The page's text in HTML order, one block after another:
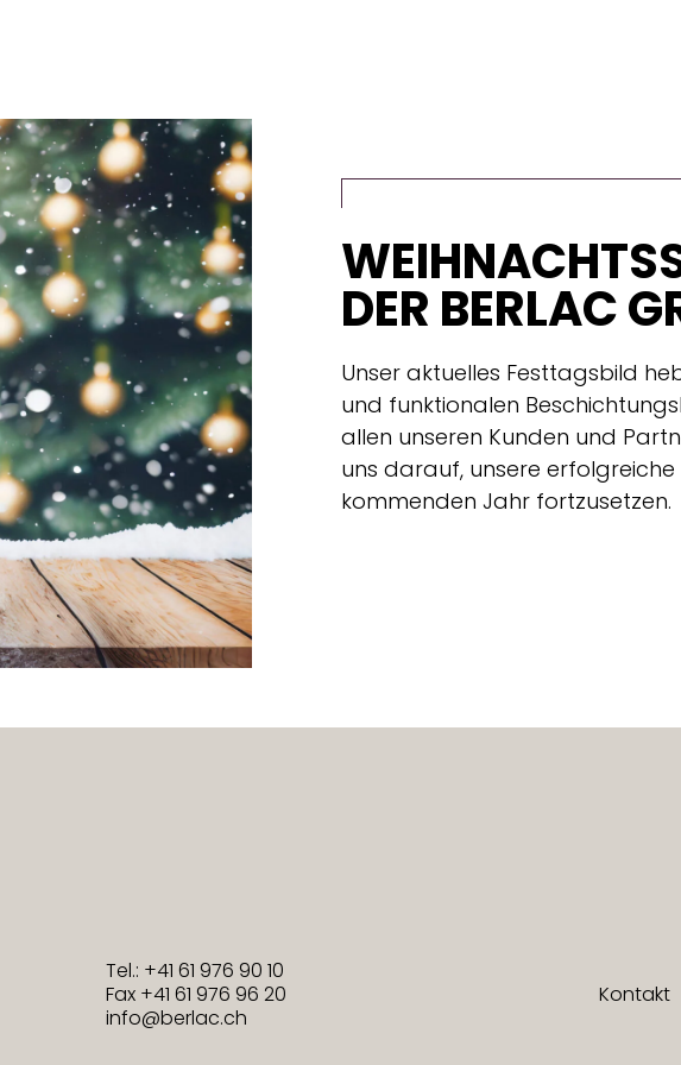
DER BERLAC
Unser aktuelles Festtagsbild
und funktionalen
allen unseren Kunden und
uns darauf, unsere
kommenden Jahr fortzusetzen.
Tel.: +41 61 976 90 10
Fax +41 61 976 96 20
info@berlac.ch
Kontakt